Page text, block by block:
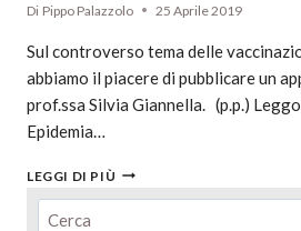
Di Pippo Palazzolo 25 Aprile 2019
Sul controverso tema delle
abbiamo il piacere di pubblicare un
prof.ssa Silvia Giannella. (p.p.)
Epidemia…
LEGGI DI PIÙ